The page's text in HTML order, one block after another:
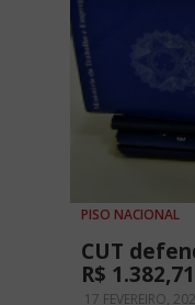
PISO NACIONAL
CUT
R$ 1.382,71
17 FEVEREIRO,